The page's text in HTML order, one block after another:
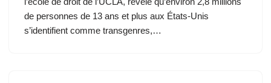
de personnes de 13 ans et plus aux États-Unis
s’identifient comme transgenres,…